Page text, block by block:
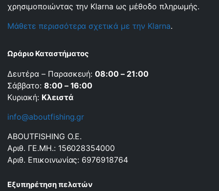
χρησιμοποιώντας την Klarna ως μέθοδο πληρωμής.
Μάθετε περισσότερα σχετικά με την Klarna.
Ωράριο Καταστήματος
Δευτέρα – Παρασκευή:08:00 – 21:00
Σάββατο: 8:00 – 16:00
Κυριακή: Κλειστά
info@aboutfishing.gr
ABOUTFISHING Ο.Ε.
Αριθ. ΓΕ.ΜΗ.: 156028354000
Αριθ. Επικοινωνίας: 6976918764
Εξυπηρέτηση πελατών